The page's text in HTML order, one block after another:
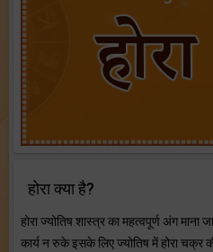
होरा क्या है?
होरा ज्योतिष शास्त्र का महत्वपूर्ण अंग
कार्य न रुके इसके लिए ज्योतिष में होरा चक्र